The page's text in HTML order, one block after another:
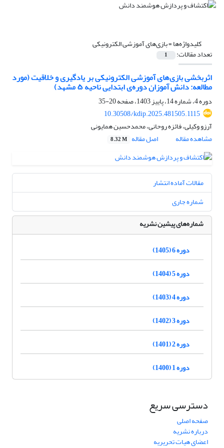
کلیدواژه‌ها =بازی‌های آموزشی الکترونیکی
تعداد مقالات: 1
اثربخشی بازی‌های آموزشی الکترونیکی بر یادگیری و خلاقیت (مورد
مطالعه: دانش آموزان دوره‌ی ابتدایی ناحیه ۵ مشهد)
دوره 4، شماره 14، پاییز 1403، صفحه
20-35
10.30508/kdip.2025.481505.1115
آرزو وکیلی، فائزه روحانی، محمدحسین همایونی
مشاهده مقاله
اصل مقاله 8.32 M
مقالات آماده انتشار
شماره جاری
شماره‌های پیشین نشریه
دوره 6 (1405)
دوره 5 (1404)
دوره 4 (1403)
دوره 3 (1402)
دوره 2 (1401)
دوره 1 (1400)
دسترسی سریع
صفحه اصلی
درباره نشریه
اعضای هیات تحریریه